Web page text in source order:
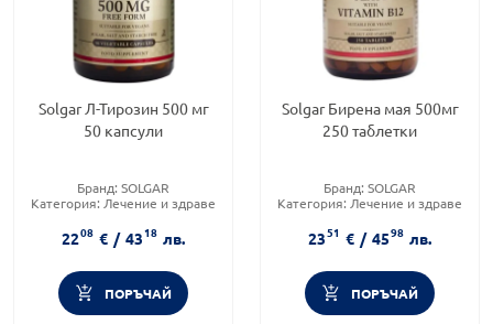
Solgar Л-Тирозин 500 мг
50 капсули
Бранд: SOLGAR
Категория: Лечение и здраве
2208 € / 4318 лв.
ПОРЪЧАЙ
Solgar Бирена мая 500мг
250 таблетки
Бранд: SOLGAR
Категория: Лечение и здраве
2351 € / 4598 лв.
ПОРЪЧАЙ